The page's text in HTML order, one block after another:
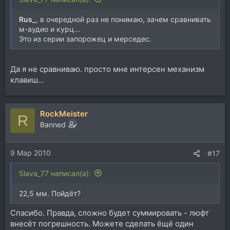
Rus_ , в очередной раз не понимаю, зачем сравнивать
м-аудио и курц...
Это из серии запорожец и мерседес.
Да я не сравниваю. просто мне интерсен механизм
клавиш...
R RockMeister
Banned
9 Мар 2010 #17
Slava_77 написал(а):
22,5 мм. Пойдёт?
Спасибо. Правда, сложно будет суммировать - люфт
внесёт погрешность. Можете сделать ёщё один